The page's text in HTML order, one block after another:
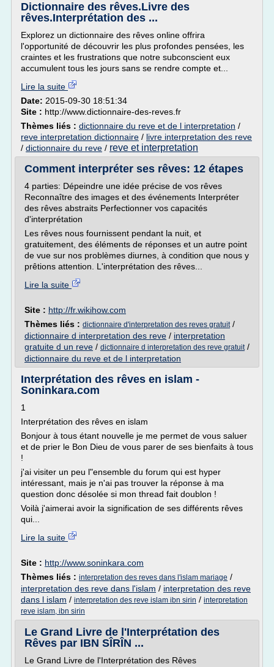
Dictionnaire des rêves.Livre des
rêves.Interprétation des ...
Explorez un dictionnaire des rêves online offrira
l'opportunité de découvrir les plus profondes pensées, les
craintes et les frustrations que notre subconscient eux
accumulent tous les jours sans se rendre compte et...
Lire la suite
Date: 2015-09-30 18:51:34
Site : http://www.dictionnaire-des-reves.fr
Thèmes liés : dictionnaire du reve et de l interpretation /
reve interpretation dictionnaire / livre interpretation des reve
/ dictionnaire du reve / reve et interpretation
Comment interpréter ses rêves: 12 étapes
4 parties: Dépeindre une idée précise de vos rêves
Reconnaître des images et des événements Interpréter
des rêves abstraits Perfectionner vos capacités
d'interprétation
Les rêves nous fournissent pendant la nuit, et
gratuitement, des éléments de réponses et un autre point
de vue sur nos problèmes diurnes, à condition que nous y
prêtions attention. L'interprétation des rêves...
Lire la suite
Site : http://fr.wikihow.com
Thèmes liés : dictionnaire d'interpretation des reves gratuit/
dictionnaire d interpretation des reve / interpretation
gratuite d un reve / dictionnaire d interpretation des reve gratuit/
dictionnaire du reve et de l interpretation
Interprétation des rêves en islam -
Soninkara.com
1
Interprétation des rêves en islam
Bonjour à tous étant nouvelle je me permet de vous saluer
et de prier le Bon Dieu de vous parer de ses bienfaits à tous
!
j'ai visiter un peu l"ensemble du forum qui est hyper
intéressant, mais je n'ai pas trouver la réponse à ma
question donc désolée si mon thread fait doublon !
Voilà j'aimerai avoir la signification de ses différents rêves
qui...
Lire la suite
Site : http://www.soninkara.com
Thèmes liés : interpretation des reves dans l'islam mariage /
interpretation des reve dans l'islam / interpretation des reve
dans l islam / interpretation des reve islam ibn sirin / interpretation
reve islam, ibn sirin
Le Grand Livre de l'Interprétation des
Rêves par IBN SÎRÎN ...
Le Grand Livre de l'Interprétation des Rêves